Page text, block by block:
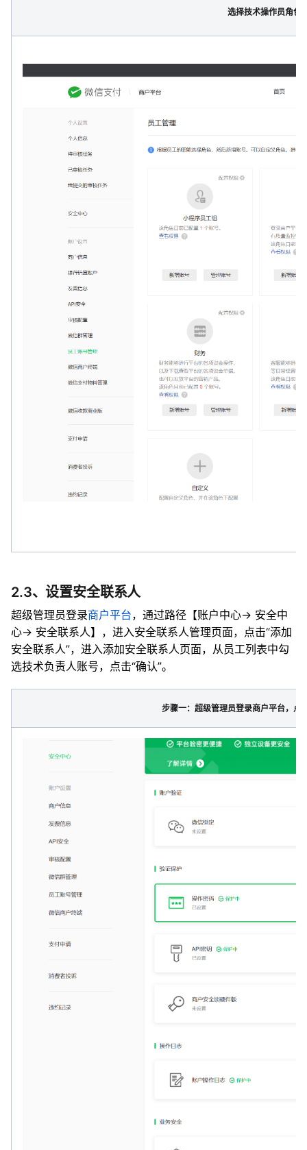
选择技术操作员角色
2.3、设置安全联系人
超级管理员登录商户平台，通过路径【账户中心-> 安全中
心-> 安全联系人】，进入安全联系人管理页面，点击“添加
安全联系人”，进入添加安全联系人页面，从员工列表中勾
选技术负责人账号，点击“确认”。
步骤一：超级管理员登录商户平台，点